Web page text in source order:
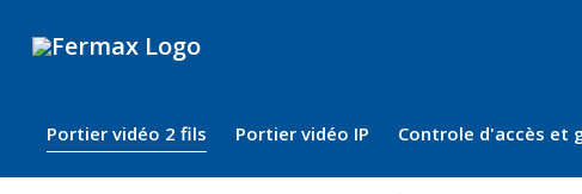
Portier vidéo 2 fils Portier vidéo IP Controle d'accès et